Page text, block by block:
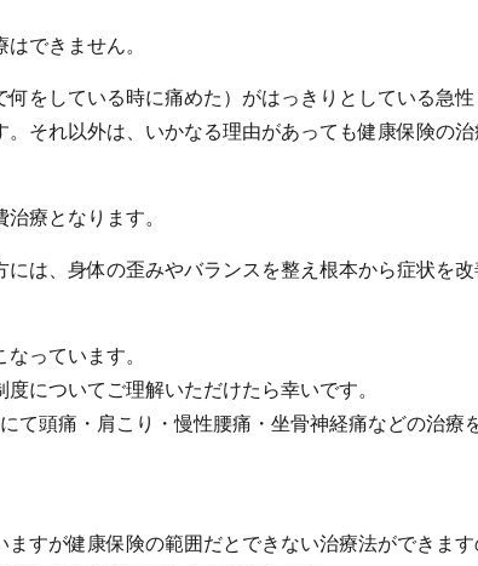
できません。
をしている時に痛めた）がはっきりとしている急性
それ以外は、いかなる理由があっても健康保険の
療となります。
は、身体の歪みやバランスを整え根本から症状を改
っています。
についてご理解いただけたら幸いです。
て頭痛・肩こり・慢性腰痛・坐骨神経痛などの治療
すが健康保険の範囲だとできない治療法ができま